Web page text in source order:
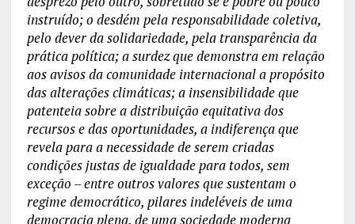
instruído; o desdém pela responsabilidade coletiva,
pelo dever da solidariedade, pela transparência da
prática política; a surdez que demonstra em relação
aos avisos da comunidade internacional a propósito
das alterações climáticas; a insensibilidade que
patenteia sobre a distribuição equitativa dos
recursos e das oportunidades, a indiferença que
revela para a necessidade de serem criadas
condições justas de igualdade para todos, sem
exceção – entre outros valores que sustentam o
regime democrático, pilares indeléveis de uma
democracia plena, de uma sociedade moderna